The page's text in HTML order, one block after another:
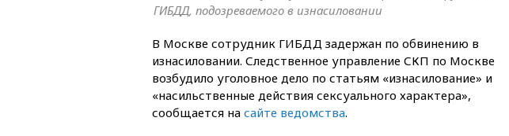
ГИБДД, подозреваемого в изнасиловании
В Москве сотрудник ГИБДД задержан по обвинению в
изнасиловании. Следственное управление СКП по Москве
возбудило уголовное дело по статьям «изнасилование» и
«насильственные действия сексуального характера»,
сообщается на сайте ведомства.